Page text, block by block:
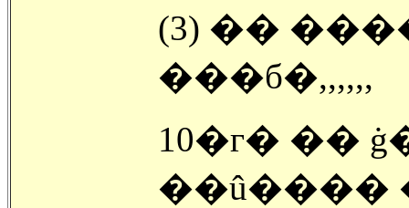
(3) ��
���б�,,,,,,
10�г� ��